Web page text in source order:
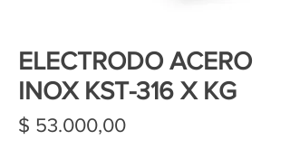
ELECTRODO ACERO
INOX KST-316 X KG
$ 53.000,00Precio